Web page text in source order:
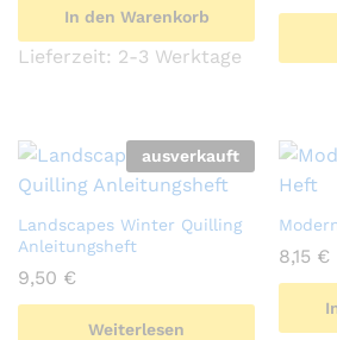
In den Warenkorb
Lieferzeit: 2-3 Werktage
ausverkauft
Landscapes Winter Quilling
Anleitungsheft
9,50 €
Weiterlesen
8,15 €